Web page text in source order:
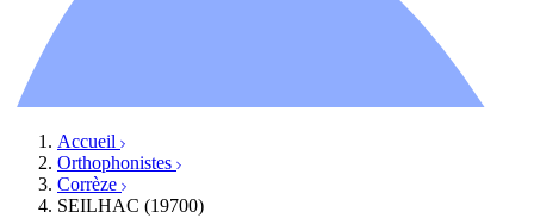
Évènements
Accueil
Orthophonistes
Corrèze
SEILHAC (19700)